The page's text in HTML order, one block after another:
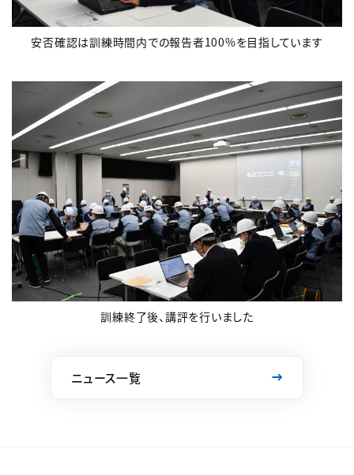
安否確認は訓練時間内での報告者100%を目指しています
訓練終了後、講評を行いました
ニュース一覧